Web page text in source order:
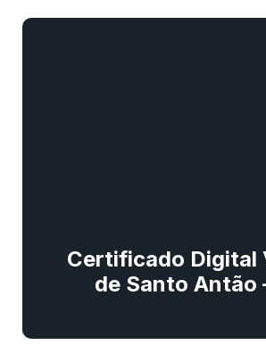
Certificado Digital
de Santo Antão